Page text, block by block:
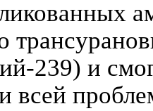
239) и
всей